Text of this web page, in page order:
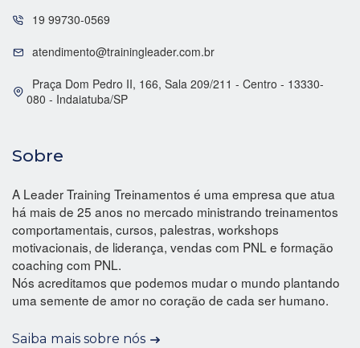
19 99730-0569
atendimento@trainingleader.com.br
Praça Dom Pedro II, 166, Sala 209/211 - Centro - 13330-
080 - Indaiatuba/SP
Sobre
A Leader Training Treinamentos é uma empresa que atua
há mais de 25 anos no mercado ministrando treinamentos
comportamentais, cursos, palestras, workshops
motivacionais, de liderança, vendas com PNL e formação
coaching com PNL.
Nós acreditamos que podemos mudar o mundo plantando
uma semente de amor no coração de cada ser humano.
Saiba mais sobre nós